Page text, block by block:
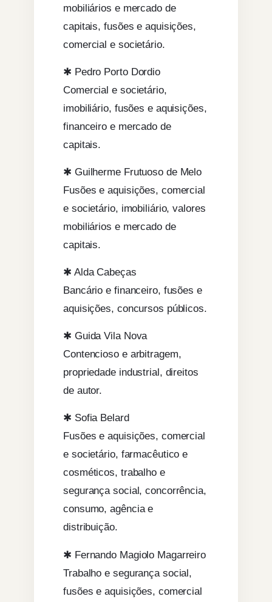
mobiliários e mercado de
capitais, fusões e aquisições,
comercial e societário.
✱ Pedro Porto Dordio
Comercial e societário,
imobiliário, fusões e aquisições,
financeiro e mercado de
capitais.
✱ Guilherme Frutuoso de Melo
Fusões e aquisições, comercial
e societário, imobiliário, valores
mobiliários e mercado de
capitais.
✱ Alda Cabeças
Bancário e financeiro, fusões e
aquisições, concursos públicos.
✱ Guida Vila Nova
Contencioso e arbitragem,
propriedade industrial, direitos
de autor.
✱ Sofia Belard
Fusões e aquisições, comercial
e societário, farmacêutico e
cosméticos, trabalho e
segurança social, concorrência,
consumo, agência e
distribuição.
✱ Fernando Magiolo Magarreiro
Trabalho e segurança social,
fusões e aquisições, comercial